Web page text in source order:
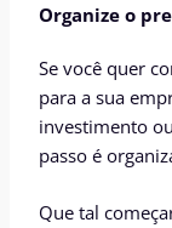
Organize o
Se você quer
para a sua
investimento
passo é
Que tal